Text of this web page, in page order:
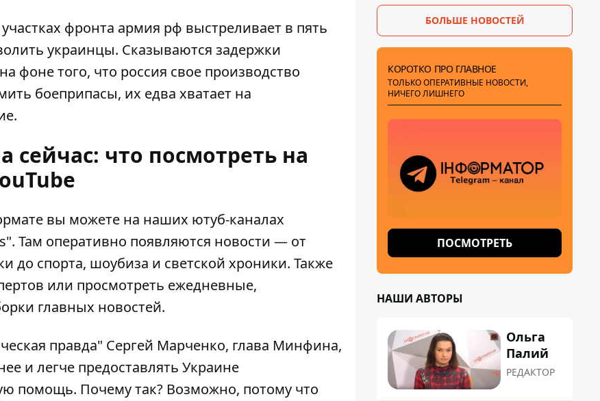
фронта армия рф выстреливает в пять
украинцы. Сказываются задержки
фоне того, что россия свое производство
боеприпасы, их едва хватает на
что посмотреть на
вы можете на наших ютуб-каналах
. Там оперативно появляются новости — от
до спорта, шоубиза и светской хроники. Также
или просмотреть ежедневные,
главных новостей.
правда" Сергей Марченко, глава Минфина,
и легче предоставлять Украине
помощь. Почему так? Возможно, потому что
БОЛЬШЕ НОВОСТЕЙ
КОРОТКО ПРО ГЛАВНОЕ
ТОЛЬКО ОПЕРАТИВНЫЕ НОВОСТИ,
НИЧЕГО ЛИШНЕГО
ПОСМОТРЕТЬ
НАШИ АВТОРЫ
Ольга
Палий
РЕДАКТОР